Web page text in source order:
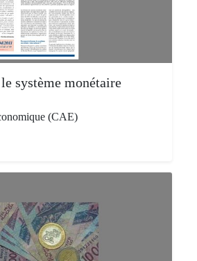
système monétaire
(CAE)